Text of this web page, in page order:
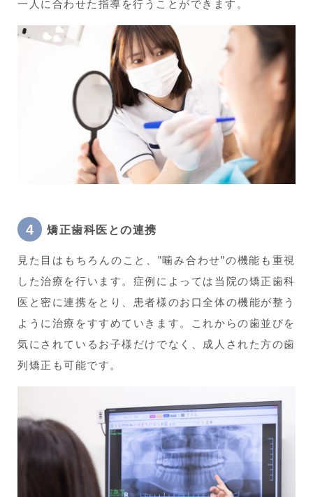
一人に合わせた指導を行うことができます。
矯正歯科医との連携
見た目はもちろんのこと、”噛み合わせ”の機能も重視
した治療を行います。症例によっては当院の矯正歯科
医と密に連携をとり、患者様のお口全体の機能が整う
ように治療をすすめていきます。これからの歯並びを
気にされているお子様だけでなく、成人された方の歯
列矯正も可能です。